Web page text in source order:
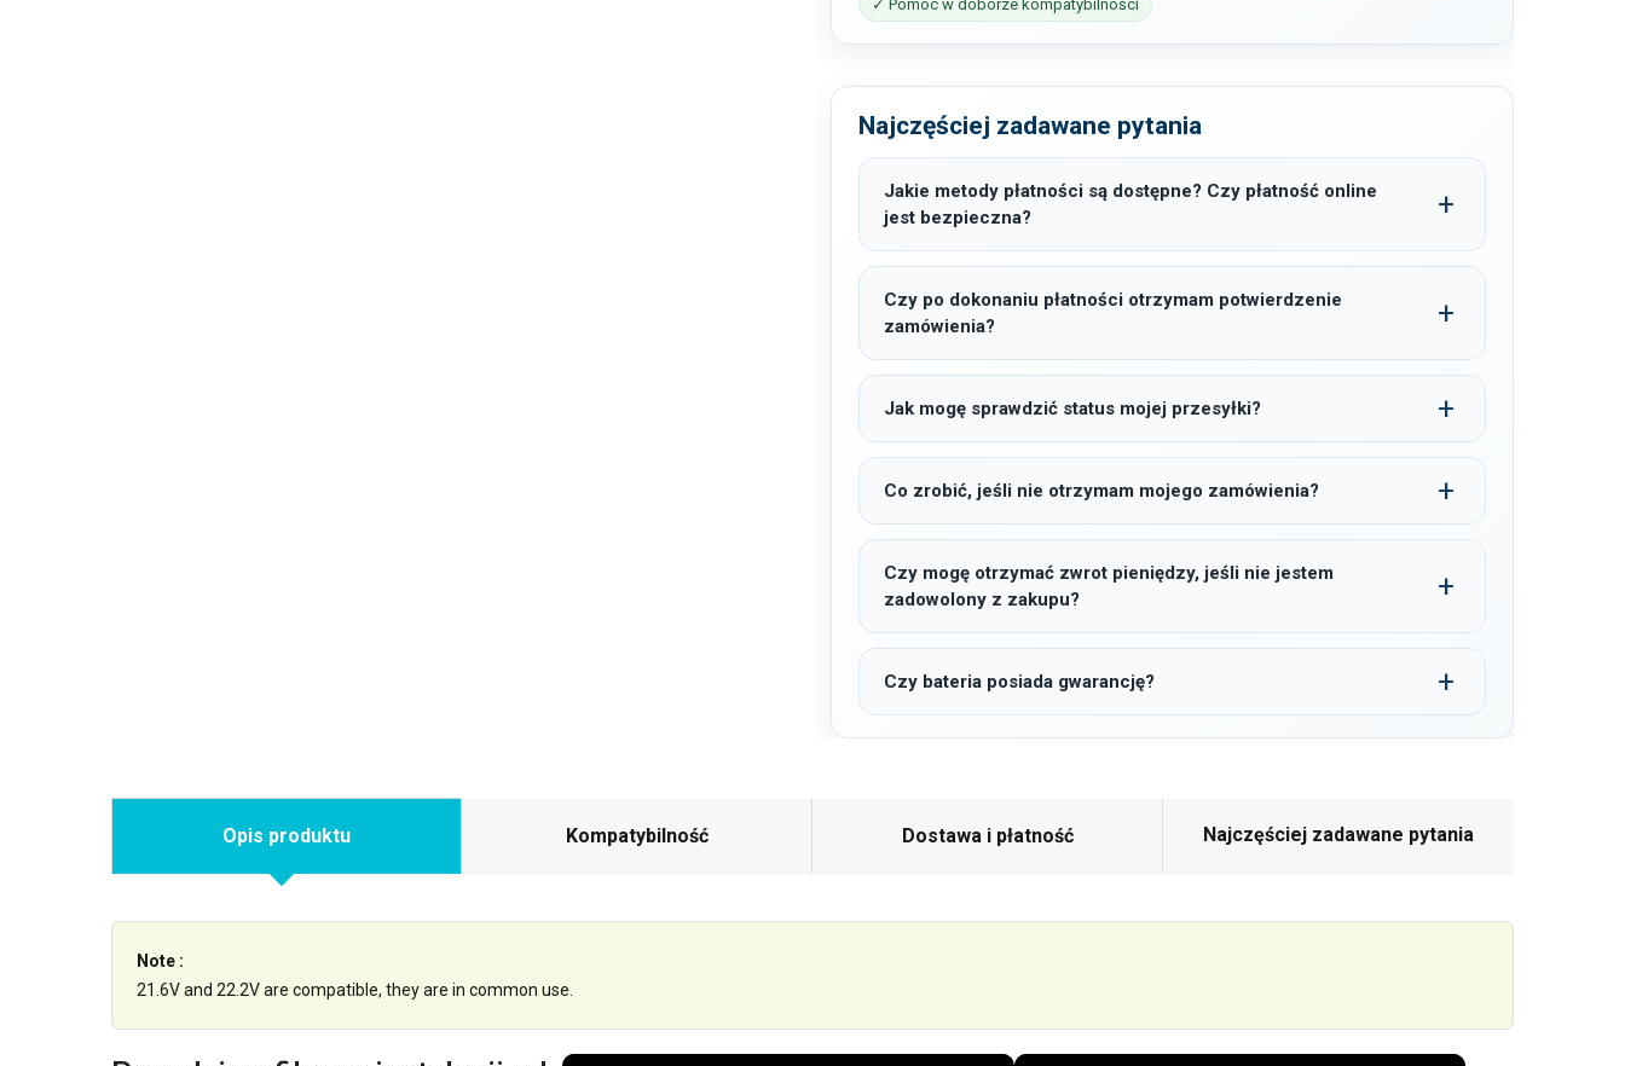
✓ Pomoc w doborze kompatybilności
Najczęściej zadawane pytania
Jakie metody płatności są dostępne? Czy płatność online
jest bezpieczna?
Czy po dokonaniu płatności otrzymam potwierdzenie
zamówienia?
Jak mogę sprawdzić status mojej przesyłki?
Co zrobić, jeśli nie otrzymam mojego zamówienia?
Czy mogę otrzymać zwrot pieniędzy, jeśli nie jestem
zadowolony z zakupu?
Czy bateria posiada gwarancję?
Opis produktu Kompatybilność Dostawa i płatność Najczęściej zadawane pytania
Note :
21.6V and 22.2V are compatible, they are in common use.